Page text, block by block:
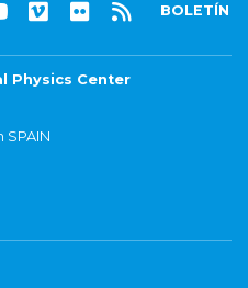
BOLETÍN
Physics Center
SPAIN